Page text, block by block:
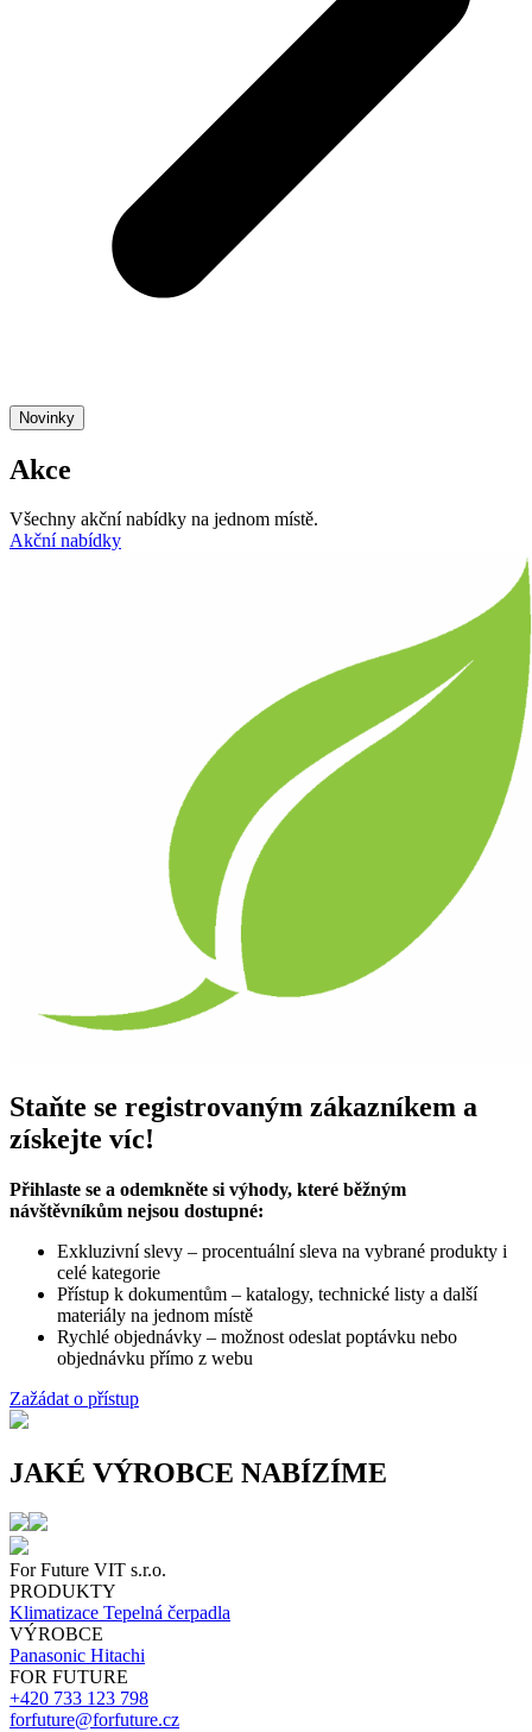
Novinky
Akce
Všechny akční nabídky na jednom místě.
Akční nabídky
Staňte se registrovaným zákazníkem a
získejte víc!
Přihlaste se a odemkněte si výhody, které běžným
návštěvníkům nejsou dostupné:
Exkluzivní slevy – procentuální sleva na vybrané produkty i
celé kategorie
Přístup k dokumentům – katalogy, technické listy a další
materiály na jednom místě
Rychlé objednávky – možnost odeslat poptávku nebo
objednávku přímo z webu
Zažádat o přístup
JAKÉ VÝROBCE NABÍZÍME
For Future VIT s.r.o.
PRODUKTY
Klimatizace Tepelná čerpadla
VÝROBCE
Panasonic Hitachi
FOR FUTURE
+420 733 123 798
forfuture@forfuture.cz